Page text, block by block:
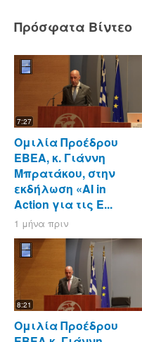
Πρόσφατα Βίντεο
7:27
Ομιλία Προέδρου
ΕΒΕΑ, κ. Γιάννη
Μπρατάκου, στην
εκδήλωση «AI in
Action για τις Ε...
1 μήνα πριν
8:21
Ομιλία Προέδρου